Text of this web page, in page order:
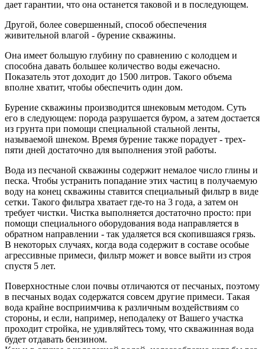
дает гарантии, что она останется таковой и в последующем.
Другой, более совершенный, способ обеспечения
живительной влагой - бурение скважины.
Она имеет большую глубину по сравнению с колодцем и
способна давать большее количество воды ежечасно.
Показатель этот доходит до 1500 литров. Такого объема
вполне хватит, чтобы обеспечить один дом.
Бурение скважины производится шнековым методом. Суть
его в следующем: порода разрушается буром, а затем достается
из грунта при помощи специальной стальной ленты,
называемой шнеком. Время бурение также порадует - трех-
пяти дней достаточно для выполнения этой работы.
Вода из песчаной скважины содержит немалое число глины и
песка. Чтобы устранить попадание этих частиц в получаемую
воду на конец скважины ставится специальный фильтр в виде
сетки. Такого фильтра хватает где-то на 3 года, а затем он
требует чистки. Чистка выполняется достаточно просто: при
помощи специального оборудования вода направляется в
обратном направлении - так удаляется вся скопившаяся грязь.
В некоторых случаях, когда вода содержит в составе особые
агрессивные примеси, фильтр может и вовсе выйти из строя
спустя 5 лет.
Поверхностные слои почвы отличаются от песчаных, поэтому
в песчаных водах содержатся совсем другие примеси. Такая
вода крайне восприимчива к различным воздействиям со
стороны, и если, например, неподалеку от Вашего участка
проходит стройка, не удивляйтесь тому, что скважинная вода
будет отдавать бензином.